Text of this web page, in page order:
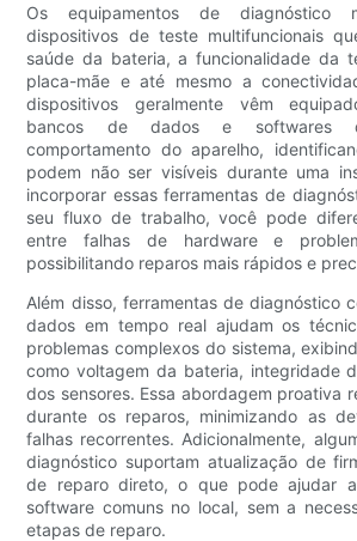
Os equipamentos de diagnóstico
dispositivos de teste multifuncionais
saúde da bateria, a funcionalidade da
placa-mãe e até mesmo a
dispositivos geralmente vêm
bancos de dados e softwares
comportamento do aparelho,
podem não ser visíveis durante uma
incorporar essas ferramentas de
seu fluxo de trabalho, você pode
entre falhas de hardware e
possibilitando reparos mais rápidos e
Além disso, ferramentas de diagnóstico
dados em tempo real ajudam os
problemas complexos do sistema,
como voltagem da bateria, integridade
dos sensores. Essa abordagem proativa
durante os reparos, minimizando as
falhas recorrentes. Adicionalmente,
diagnóstico suportam atualização de
de reparo direto, o que pode ajudar
software comuns no local, sem a
etapas de reparo.